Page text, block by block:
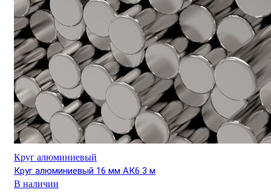
Круг алюминиевый
Круг алюминиевый 16 мм АК6 3 м
В наличии